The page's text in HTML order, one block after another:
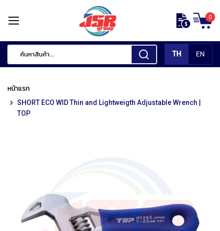
แรก
สินค้า
เรา
0
TH EN
ข้าม
ไป
เนื้อหา
หน้าแรก
SHORT ECO WID Thin and Lightweigth Adjustable Wrench |
TOP